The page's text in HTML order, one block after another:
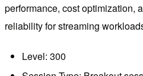
performance, cost optimization,
reliability for streaming
Level: 300